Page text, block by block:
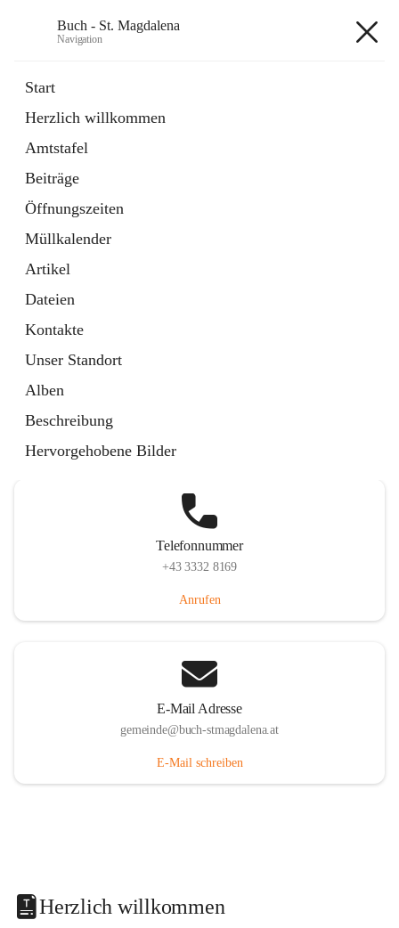
Buch - St. Magdalena
Navigation
Start
Herzlich willkommen
Amtstafel
Beiträge
Öffnungszeiten
Müllkalender
Artikel
Dateien
Kontakte
Unser Standort
Alben
Beschreibung
Hervorgehobene Bilder
11 Schnellzugriffe
Bürgerservice
10 Schnellzugriffe
Telefonnummer
+43 3332 8169
Anrufen
E-Mail Adresse
gemeinde@buch-stmagdalena.at
E-Mail schreiben
Herzlich willkommen